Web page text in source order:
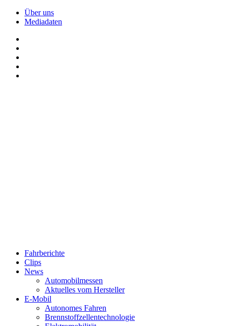
Über uns
Mediadaten
Fahrberichte
Clips
News
Automobilmessen
Aktuelles vom Hersteller
E-Mobil
Autonomes Fahren
Brennstoffzellentechnologie